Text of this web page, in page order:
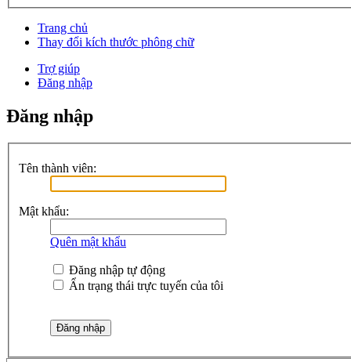
Trang chủ
Thay đổi kích thước phông chữ
Trợ giúp
Đăng nhập
Đăng nhập
Tên thành viên:
Mật khẩu:
Quên mật khẩu
Đăng nhập tự động
Ẩn trạng thái trực tuyến của tôi